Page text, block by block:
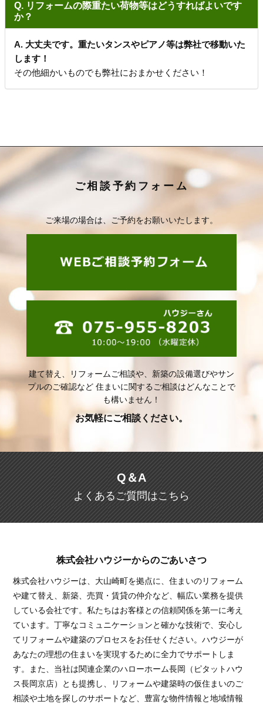
Q. リフォームの際重たい荷物等はどうすればよいです
か？
A. 大丈夫です。重たいタンスやピアノ等は弊社で移動いた
します！
その他細かいものでも弊社におまかせください！
ご相談予約フォーム
ご来場の場合は、ご予約をお願いいたします。
建て替え、リフォームご相談や、新築の設備選びやサン
プルのご確認など住まいに関するご相談はどんなことで
も構いません！
お気軽にご相談ください。
Q＆A
よくあるご質問はこちら
株式会社ハウジーからのごあいさつ
株式会社ハウジーは、大山崎町を拠点に、住まいのリフォーム
や建て替え、新築、売買・賃貸の仲介など、幅広い業務を提供
している会社です。私たちはお客様との信頼関係を第一に考え
ています。丁寧なコミュニケーションと確かな技術で、安心し
てリフォームや建築のプロセスをお任せください。ハウジーが
あなたの理想の住まいを実現するために全力でサポートしま
す。また、当社は関連企業のハローホーム長岡（ピタットハウ
ス長岡京店）とも提携し、リフォームや建築時の仮住まいのご
相談や土地を探しのサポートなど、豊富な物件情報と地域情報